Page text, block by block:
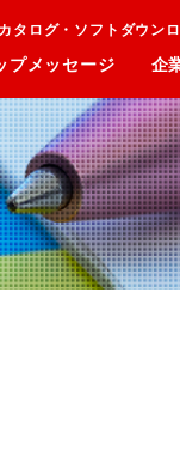
カタログ・ソフトダウン
プメッセージ 企